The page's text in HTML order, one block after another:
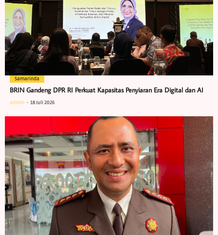
Samarinda
BRIN Gandeng DPR RI Perkuat Kapasitas Penyiaran Era Digital dan AI
admin 18 Juli 2026